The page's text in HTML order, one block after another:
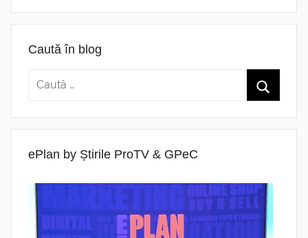
Caută în blog
ePlan by Știrile ProTV & GPeC